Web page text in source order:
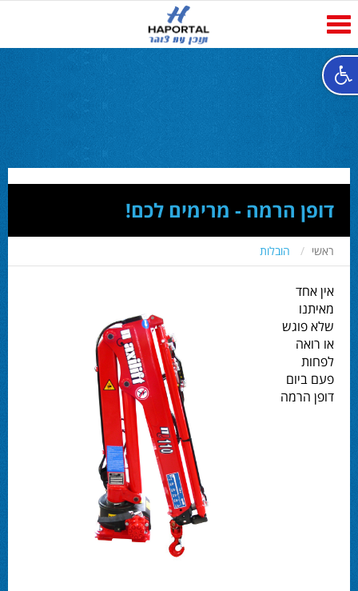
Toggle
navigation
דופן הרמה - מרימים לכם!
ראשי הובלות
אין אחד
מאיתנו
שלא פוגש
או רואה
לפחות
פעם ביום
דופן הרמה